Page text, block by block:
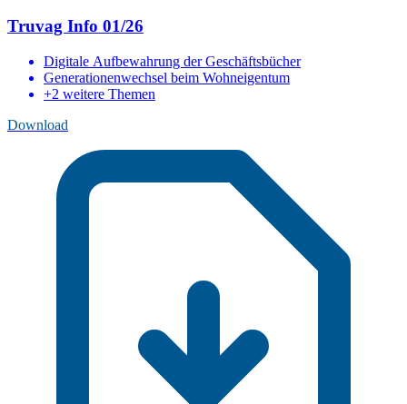
Truvag Info 01/26
Digitale Aufbewahrung der Geschäftsbücher
Generationenwechsel beim Wohneigentum
+2 weitere Themen
Download